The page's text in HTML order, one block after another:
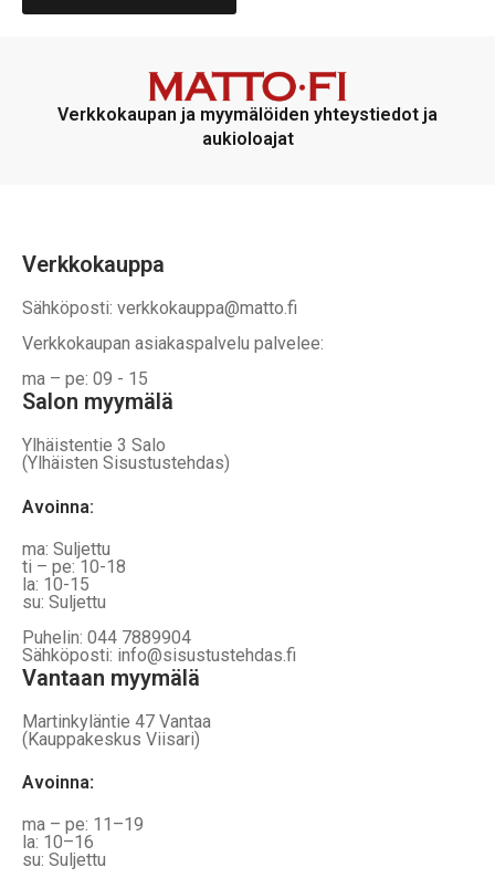
Verkkokaupan ja myymälöiden yhteystiedot ja
aukioloajat
Verkkokauppa
Sähköposti: verkkokauppa@matto.fi
Verkkokaupan asiakaspalvelu palvelee:
ma – pe: 09 - 15
Salon myymälä
Ylhäistentie 3 Salo
(Ylhäisten Sisustustehdas)
Avoinna:
ma: Suljettu
ti – pe: 10-18
la: 10-15
su: Suljettu
Puhelin: 044 7889904
Sähköposti: info@sisustustehdas.fi
Vantaan myymälä
Martinkyläntie 47 Vantaa
(Kauppakeskus Viisari)
Avoinna:
ma – pe: 11–19
la: 10–16
su: Suljettu